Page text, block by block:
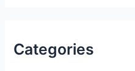
Categories